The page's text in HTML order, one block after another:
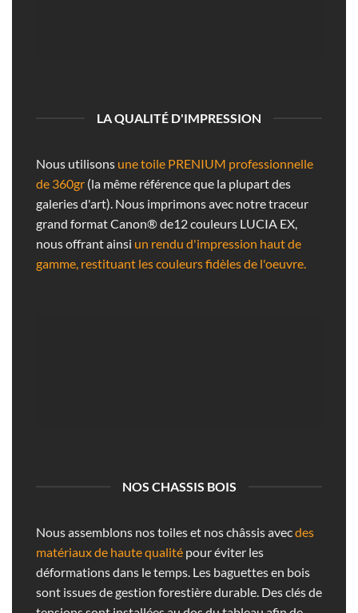
LA QUALITÉ D'IMPRESSION
Nous utilisons une toile PRENIUM professionnelle
de 360gr (la même référence que la plupart des
galeries d'art). Nous imprimons avec notre traceur
grand format Canon® de12 couleurs LUCIA EX,
nous offrant ainsi un rendu d'impression haut de
gamme, restituant les couleurs fidèles de l'oeuvre.
NOS CHASSIS BOIS
Nous assemblons nos toiles et nos châssis avecdes
matériaux de haute qualité pour éviter les
déformations dans le temps. Les baguettes en bois
sont issues de gestion forestière durable. Des clés de